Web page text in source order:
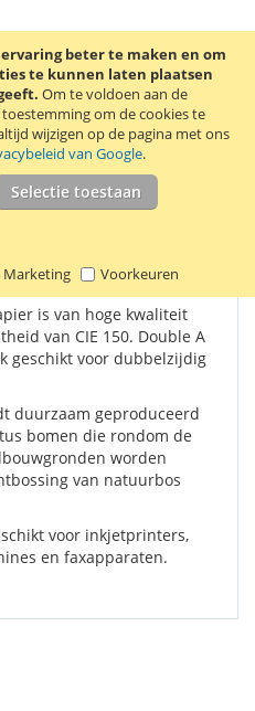
beter te maken en om
te kunnen laten plaatsen
Om te voldoen aan de
om de cookies te
wijzigen op de pagina met ons
van Google.
Selectie toestaan
Marketing Voorkeuren
VERLANGLIJST
TE VERGELIJKEN
van 500 vel Double A
x 297 mm).
is van hoge kwaliteit
van CIE 150. Double A
geschikt voor dubbelzijdig
duurzaam geproduceerd
bomen die rondom de
worden
van natuurbos
voor inkjetprinters,
en faxapparaten.